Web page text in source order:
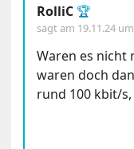
RolliC 🏆
sagt am 19.11.24
Waren es nicht
waren doch
rund 100 kbit/